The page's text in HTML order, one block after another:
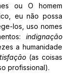
ou O homem
eu não possa
los, uso nomes
indignação
a humanidade
(as coisas
profissional).